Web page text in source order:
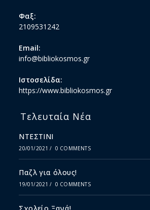
Φαξ:
2109531242
Email:
info@bibliokosmos.gr
Ιστοσελίδα:
https://www.bibliokosmos.gr
Τελευταία Νέα
ΝΤΕΣΤΙΝΙ
20/01/2021 / 0 COMMENTS
Παζλ για όλους!
19/01/2021 / 0 COMMENTS
Σχολείο Ξανά!